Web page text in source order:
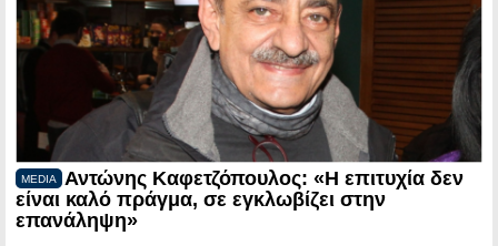
MEDIA
Αντώνης Καφετζόπουλος: «Η επιτυχία δεν
είναι καλό πράγμα, σε εγκλωβίζει στην
επανάληψη»